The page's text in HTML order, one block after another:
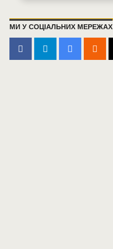
МИ У СОЦІАЛЬНИХ МЕРЕЖАХ